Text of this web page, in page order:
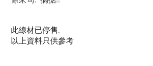
此線材已停售.
以上資料只供參考